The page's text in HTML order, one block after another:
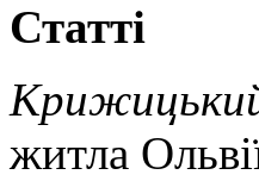
Статті
житла